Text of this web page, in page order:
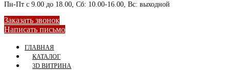
Пн-Пт с 9.00 до 18.00, Сб: 10.00-16.00, Вс: выходной
Заказать звонок
Написать письмо
ГЛАВНАЯ
КАТАЛОГ
3D ВИТРИНА